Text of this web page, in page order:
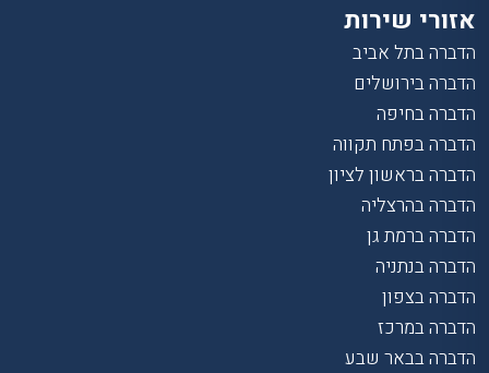
אזורי שירות
הדברה בתל אביב
הדברה בירושלים
הדברה בחיפה
הדברה בפתח תקווה
הדברה בראשון לציון
הדברה בהרצליה
הדברה ברמת גן
הדברה בנתניה
הדברה בצפון
הדברה במרכז
הדברה בבאר שבע